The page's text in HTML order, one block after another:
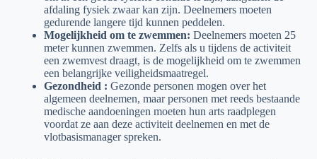
afdaling fysiek zwaar kan zijn. Deelnemers moeten
gedurende langere tijd kunnen peddelen.
Mogelijkheid om te zwemmen: Deelnemers moeten 25
meter kunnen zwemmen. Zelfs als u tijdens de activiteit
een zwemvest draagt, is de mogelijkheid om te zwemmen
een belangrijke veiligheidsmaatregel.
Gezondheid : Gezonde personen mogen over het
algemeen deelnemen, maar personen met reeds bestaande
medische aandoeningen moeten hun arts raadplegen
voordat ze aan deze activiteit deelnemen en met de
vlotbasismanager spreken.